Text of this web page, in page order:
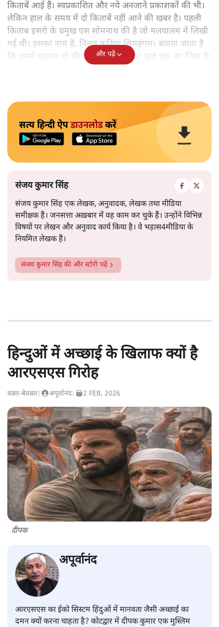
किताबें आई हैं। स्वप्रकाशित और नये अनजाने प्रकाशकों की भी।
लेकिन हाल के समय में दो किताबें नहीं आने की खबर है। पहली
किताब इसरो के प्रमुख एस सोमनाथ की है जो मलयालम में लिखी
गई थी। इसका नाम है, निलवु कुडिचा सिमहंगल। बताया जाता है
कि इसमें चंद्रयान दो की नाकामी से संबंधित कुछ चूक का जिक्र है।
और पढ़ें
सत्य हिन्दी ऐपडाउनलोडकरें
संजय कुमार सिंह
संजय कुमार सिंह एक लेखक, अनुवादक, लेखक तथा मीडिया
समीक्षक हैं। जनसत्ता अख़बार में वह काम कर चुके हैं। उन्होंने विभिन्न
विषयों पर लेखन और अनुवाद कार्य किया है। वे भड़ास4मीडिया के
नियमित लेखक हैं।
संजय कुमार सिंहकी और स्टोरी पढ़ें
हिन्दुओं में अच्छाई के खिलाफ क्यों है
आरएसएस गिरोह
वक़्त-बेवक़्त अपूर्वानंद| 2 FEB, 2026
दीपक
अपूर्वानंद
आरएसएस का ईको सिस्टम हिंदुओं में मानवता जैसी अच्छाई का
दमन क्यों करना चाहता है? कोटद्वार में दीपक कुमार एक मुस्लिम